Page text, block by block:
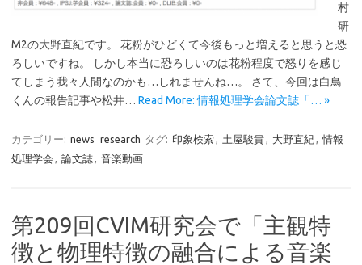
村
研
M2の大野直紀です。 花粉がひどくて今後もっと増えると思うと恐
ろしいですね。 しかし本当に恐ろしいのは花粉程度で怒りを感じ
てしまう我々人間なのかも…しれませんね…。 さて、今回は白鳥
くんの報告記事や松井… Read More: 情報処理学会論文誌「… »
カテゴリー: news research タグ: 印象検索, 土屋駿貴, 大野直紀, 情報
処理学会 , 論文誌, 音楽動画
第209回CVIM研究会で「主観特
徴と物理特徴の融合による音楽